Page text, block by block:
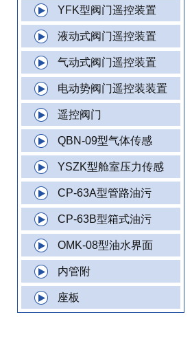
YFK型阀门遥控装置
液动式阀门遥控装置
气动式阀门遥控装置
电动势阀门遥控装装置
遥控阀门
QBN-09型气体传感
YSZK型舱室压力传感
CP-63A型管路油污
CP-63B型箱式油污
OMK-08型油水界面
内管附
座板